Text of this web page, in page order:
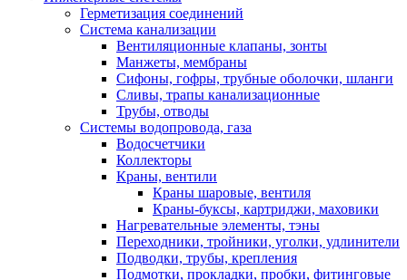
Герметизация соединений
Система канализации
Вентиляционные клапаны, зонты
Манжеты, мембраны
Сифоны, гофры, трубные оболочки, шланги
Сливы, трапы канализационные
Трубы, отводы
Системы водопровода, газа
Водосчетчики
Коллекторы
Краны, вентили
Краны шаровые, вентиля
Краны-буксы, картриджи, маховики
Нагревательные элементы, тэны
Переходники, тройники, уголки, удлинители
Подводки, трубы, крепления
Подмотки, прокладки, пробки, фитинговые